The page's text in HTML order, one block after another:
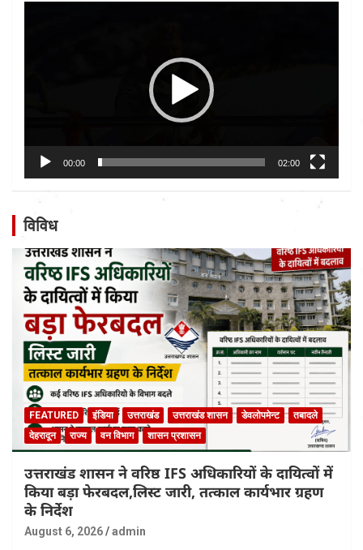
00:00 02:00
विविध
FEATURED इंडिया उत्तराखंड उत्तराखंड शासन डेवलोपमेन्ट
तबादले
देहरादून
राज्य वन विभाग शासन प्रशासन
उत्तराखंड शासन ने वरिष्ठ IFS अधिकारियों के दायित्वों में
किया बड़ा फेरबदल,लिस्ट जारी, तत्काल कार्यभार ग्रहण
के निर्देश
August 6, 2026 admin